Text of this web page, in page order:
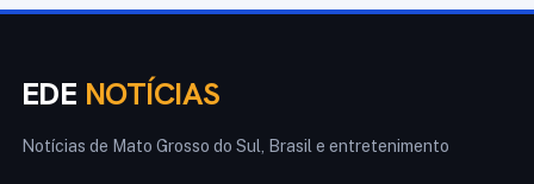
EDE NOTÍCIAS
Notícias de Mato Grosso do Sul, Brasil e entretenimento